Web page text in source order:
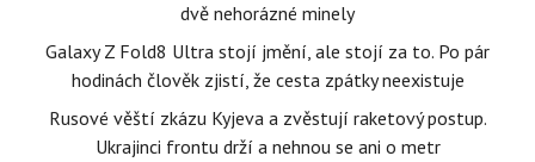
dvě nehorázné minely
Galaxy Z Fold8 Ultra stojí jmění, ale stojí za to. Po pár
hodinách člověk zjistí, že cesta zpátky neexistuje
Rusové věští zkázu Kyjeva a zvěstují raketový postup.
Ukrajinci frontu drží a nehnou se ani o metr